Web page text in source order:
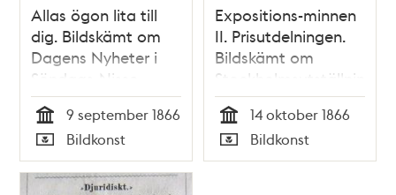
Allas ögon lita till
dig. Bildskämt om
Dagens Nyheter i
Söndags-Nisse –
Illustreradt
Veckoblad för
Skämt, Humor och
Satir, nr 37, den 9
september 1866
Tid
9 september 1866
Typ
Bildkonst
Expositions-minnen
II. Prisutdelningen.
Bildskämt om
1866 i Söndags-
Nisse – Illustreradt
Veckoblad för
Skämt, Humor och
Tid
14 oktober 1866
Typ
Bildkonst